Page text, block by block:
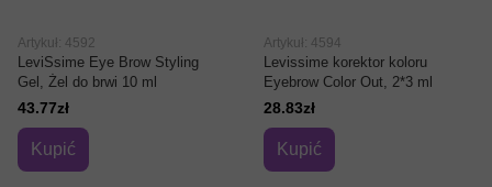
Artykuł: 4592
LeviSsime Eye Brow Styling
Gel, Żel do brwi 10 ml
43.77zł
Kupić
Artykuł: 4594
Levissime korektor koloru
Eyebrow Color Out, 2*3 ml
28.83zł
Kupić